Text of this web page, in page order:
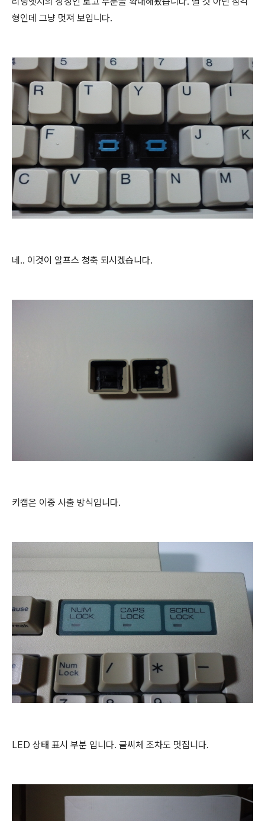
형인데 그냥 멋져 보입니다.
네.. 이것이 알프스 청축 되시겠습니다.
키캡은 이중 사출 방식입니다.
LED 상태 표시 부분 입니다. 글씨체 조차도 멋집니다.